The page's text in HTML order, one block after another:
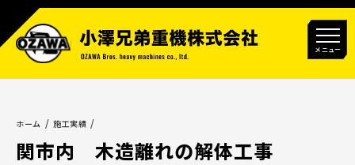
メニュー
ホーム 施工実績
関市内 木造離れの解体工事